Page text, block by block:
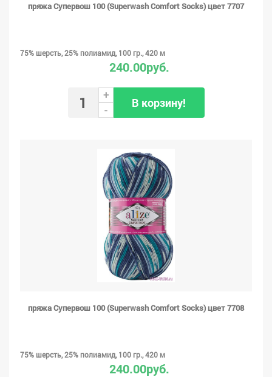
пряжа Супервош 100 (Superwash Comfort Socks) цвет 7707
75% шерсть, 25% полиамид, 100 гр., 420 м
240.00руб.
+
-
В корзину!
пряжа Супервош 100 (Superwash Comfort Socks) цвет 7708
75% шерсть, 25% полиамид, 100 гр., 420 м
240.00руб.